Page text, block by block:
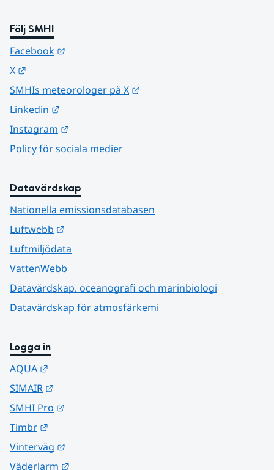
Följ SMHI
Facebook
X
SMHIs meteorologer på X
Linkedin
Instagram
Policy för sociala medier
Datavärdskap
Nationella emissionsdatabasen
Luftwebb
Luftmiljödata
VattenWebb
Datavärdskap, oceanografi och marinbiologi
Datavärdskap för atmosfärkemi
Logga in
AQUA
SIMAIR
SMHI Pro
Timbr
Vinterväg
Väderlarm